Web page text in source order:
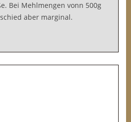
Bei Mehlmengen vonn 500g
aber marginal.